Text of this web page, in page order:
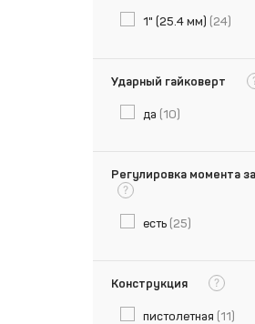
1" (25.4 мм) (24)
Ударный гайковерт
да (10)
Регулировка момента
?
есть (25)
Конструкция ?
пистолетная (11)